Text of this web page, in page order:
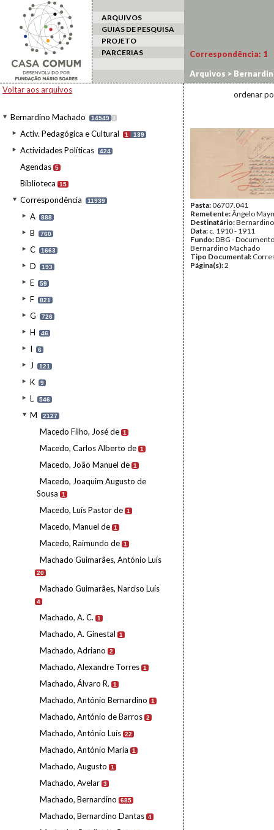
ARQUIVOS
GUIAS DE PESQUISA
PROJETO
PARCERIAS
Voltar aos arquivos
Bernardino Machado 14549 I
Activ. Pedagógica e Cultural 1 139
Actividades Políticas 424
Agendas 5
Biblioteca 15
Correspondência 11939
A 888
B 760
C 1663
D 193
E 59
F 821
G 726
H 46
I 6
J 121
K 9
L 546
M 2127
Macedo Filho, José de 1
Macedo, Carlos Alberto de 1
Macedo, João Manuel de 1
Macedo, Joaquim Augusto de
Sousa
1
Macedo, Luís Pastor de 1
Macedo, Manuel de 1
Macedo, Raimundo de 1
Machado Guimarães, António Luís
20
Machado Guimarães, Narciso Luís
4
Machado, A. C. 1
Machado, A. Ginestal 1
Machado, Adriano 2
Machado, Alexandre Torres 1
Machado, Álvaro R. 1
Machado, António Bernardino 1
Machado, António de Barros 2
Machado, António Luís 22
Machado, António Maria 1
Machado, Augusto 1
Machado, Avelar 3
Machado, Bernardino 685
Machado, Bernardino Dantas 4
Correspondência: 1
Arquivos >
ordenar
Pasta:06707.041
Remetente:Ângelo
Destinatário:
Data: c. 1910 - 1911
Fundo:DBG -
Bernardino Machado
Tipo Documental:
Página(s):2